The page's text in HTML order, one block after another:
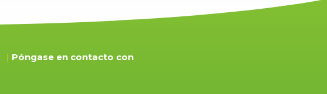
Póngase en contacto con